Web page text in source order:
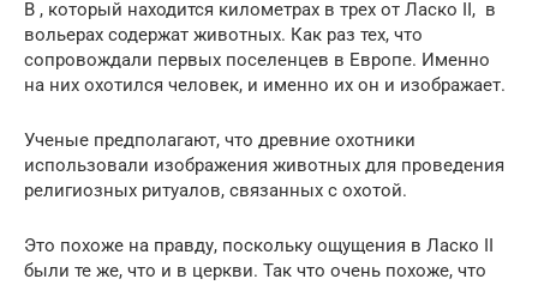
В , который находится километрах в трех от Ласко II, в
вольерах содержат животных. Как раз тех, что
сопровождали первых поселенцев в Европе. Именно
на них охотился человек, и именно их он и изображает.
Ученые предполагают, что древние охотники
использовали изображения животных для проведения
религиозных ритуалов, связанных с охотой.
Это похоже на правду, поскольку ощущения в Ласко II
были те же, что и в церкви. Так что очень похоже, что